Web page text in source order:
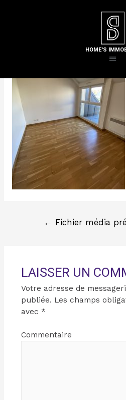
HOME'S
/ Par
← Fichier média
LAISSER UN
Votre adresse de
publiée. Les champs
avec *
Commentaire